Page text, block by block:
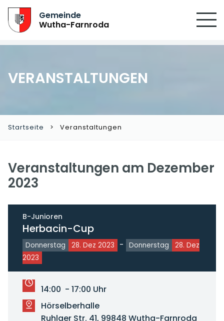
Gemeinde
Wutha-Farnroda
VERANSTALTUNGEN
Startseite Veranstaltungen
Veranstaltungen am Dezember
2023
B-Junioren
Herbacin-Cup
Donnerstag 28. Dez 2023 - Donnerstag
28. Dez
2023
14:00 - 17:00 Uhr
Hörselberhalle
Ruhlaer Str. 41, 99848 Wutha-Farnroda